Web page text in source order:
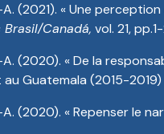
(2021). « Une
Canadá, vol. 21,
(2020). « De la
Guatemala (2015-2019)
(2020). « Repenser le